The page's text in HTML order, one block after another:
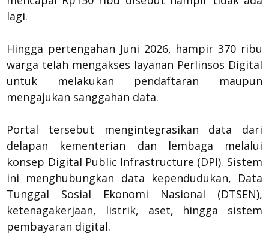
lagi.
Hingga pertengahan Juni 2026, hampir 370 ribu
warga telah mengakses layanan Perlinsos Digital
untuk melakukan pendaftaran maupun
mengajukan sanggahan data.
Portal tersebut mengintegrasikan data dari
delapan kementerian dan lembaga melalui
konsep Digital Public Infrastructure (DPI). Sistem
ini menghubungkan data kependudukan, Data
Tunggal Sosial Ekonomi Nasional (DTSEN),
ketenagakerjaan, listrik, aset, hingga sistem
pembayaran digital.